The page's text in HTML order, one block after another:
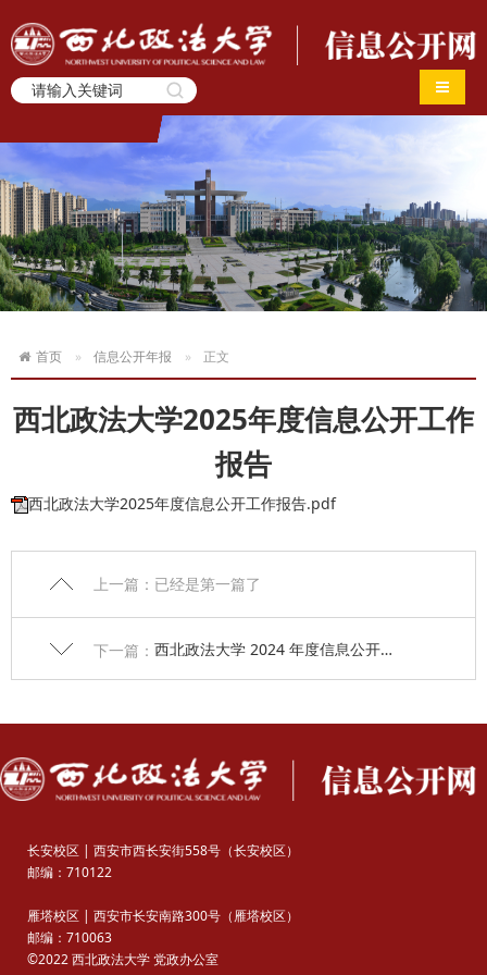
导航切
首页 信息公开年报 正文
西北政法大学2025年度信息公开工作
报告
西北政法大学2025年度信息公开工作报告.pdf
上一篇：已经是第一篇了
下一篇： 西北政法大学 2024 年度信息公开工作报告
长安校区 | 西安市西长安街558号（长安校区）
邮编：710122
雁塔校区 | 西安市长安南路300号（雁塔校区）
邮编：710063
©2022 西北政法大学 党政办公室